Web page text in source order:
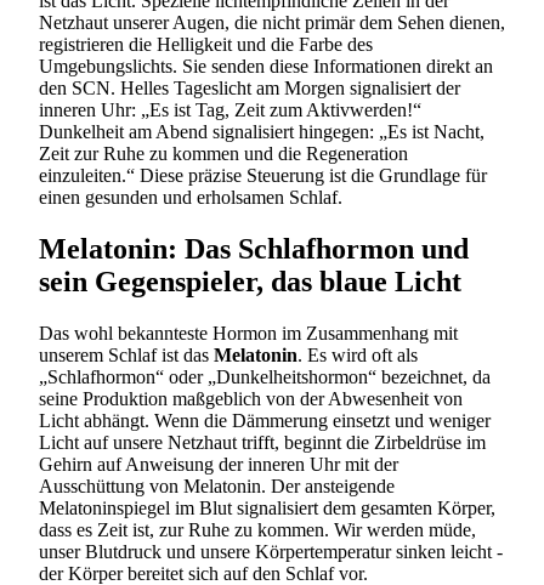
Netzhaut unserer Augen, die nicht primär dem Sehen dienen,
registrieren die Helligkeit und die Farbe des
Umgebungslichts. Sie senden diese Informationen direkt an
den SCN. Helles Tageslicht am Morgen signalisiert der
inneren Uhr: „Es ist Tag, Zeit zum Aktivwerden!“
Dunkelheit am Abend signalisiert hingegen: „Es ist Nacht,
Zeit zur Ruhe zu kommen und die Regeneration
einzuleiten.“ Diese präzise Steuerung ist die Grundlage für
einen gesunden und erholsamen Schlaf.
Melatonin: Das Schlafhormon und
sein Gegenspieler, das blaue Licht
Das wohl bekannteste Hormon im Zusammenhang mit
unserem Schlaf ist das Melatonin. Es wird oft als
„Schlafhormon“ oder „Dunkelheitshormon“ bezeichnet, da
seine Produktion maßgeblich von der Abwesenheit von
Licht abhängt. Wenn die Dämmerung einsetzt und weniger
Licht auf unsere Netzhaut trifft, beginnt die Zirbeldrüse im
Gehirn auf Anweisung der inneren Uhr mit der
Ausschüttung von Melatonin. Der ansteigende
Melatoninspiegel im Blut signalisiert dem gesamten Körper,
dass es Zeit ist, zur Ruhe zu kommen. Wir werden müde,
unser Blutdruck und unsere Körpertemperatur sinken leicht -
der Körper bereitet sich auf den Schlaf vor.